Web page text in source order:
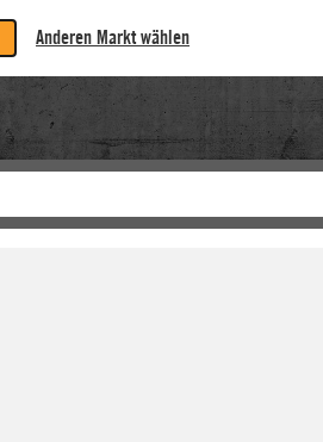
Anderen Markt wählen